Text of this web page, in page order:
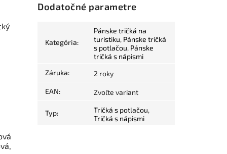
Dodatočné parametre
Kategória:
Pánske tričká na
turistiku, Pánske tričká
s potlačou, Pánske
tričká s nápismi
Záruka: 2 roky
EAN: Zvoľte variant
Typ: Tričká s potlačou,
Tričká s nápismi